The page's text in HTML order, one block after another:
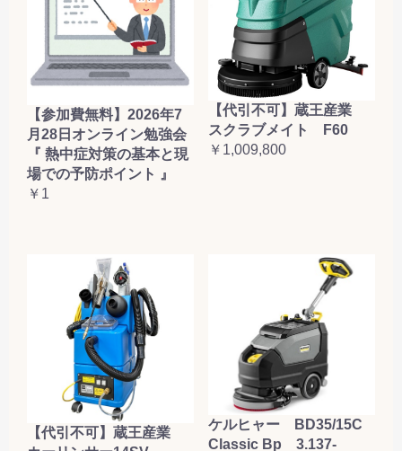
【参加費無料】2026年7
月28日オンライン勉強会
『 熱中症対策の基本と現
場での予防ポイント 』
￥1
【代引不可】蔵王産業
スクラブメイト F60
￥1,009,800
【代引不可】蔵王産業
ケルヒャー BD35/15C
Classic Bp 3.137-